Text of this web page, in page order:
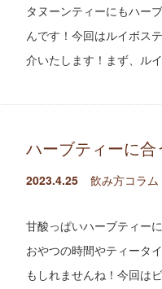
タヌーンティーにもハー
んです！今回はルイボス
介いたします！まず、ル
ハーブティーに合
2023.4.25 飲み方コラム
甘酸っぱいハーブティー
おやつの時間やティータ
もしれませんね！今回は